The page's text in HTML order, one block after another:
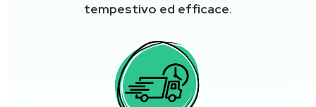
tempestivo ed efficace.